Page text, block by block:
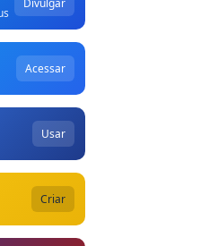
Divulgar
Acessar
Usar
Criar